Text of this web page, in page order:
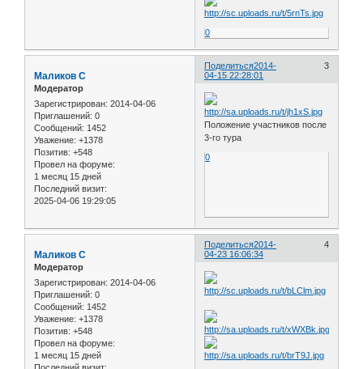
0
Поделиться 3
2014-
04-15 22:28:01
Маликов С
Модератор
Зарегистрирован: 2014-04-06
Приглашений: 0
Сообщений: 1452
Уважение: +1378
Позитив: +548
Провел на форуме:
1 месяц 15 дней
Последний визит:
2025-04-06 19:29:05
Положение участников после
3-го тура
0
Поделиться 4
2014-
04-23 16:06:34
Маликов С
Модератор
Зарегистрирован: 2014-04-06
Приглашений: 0
Сообщений: 1452
Уважение: +1378
Позитив: +548
Провел на форуме:
1 месяц 15 дней